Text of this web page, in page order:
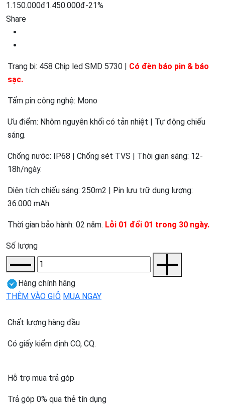
1.150.000đ1.450.000đ-21%
Share
Trang bị: 458 Chip led SMD 5730 | Có đèn báo pin & báo
sạc.
Tấm pin công nghệ: Mono
Ưu điểm: Nhôm nguyên khối có tản nhiệt | Tự động chiếu
sáng.
Chống nước: IP68 | Chống sét TVS | Thời gian sáng: 12-
18h/ngày.
Diện tích chiếu sáng: 250m2 | Pin lưu trữ dung lượng:
36.000 mAh.
Thời gian bảo hành: 02 năm. Lỗi 01 đổi 01 trong 30 ngày.
Số lượng
Hàng chính hãng
THÊM VÀO GIỎ MUA NGAY
Chất lượng hàng đầu
Có giấy kiểm định CO, CQ.
Hỗ trợ mua trả góp
Trả góp 0% qua thẻ tín dụng